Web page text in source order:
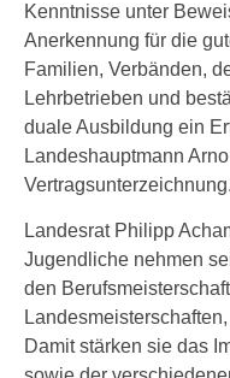
Kenntnisse unter
Anerkennung für die
Familien, Verbänden,
Lehrbetrieben und
duale Ausbildung ein
Landeshauptmann
Vertragsunterzeichnung.
Landesrat Philipp
Jugendliche nehmen
den
Damit stärken sie das